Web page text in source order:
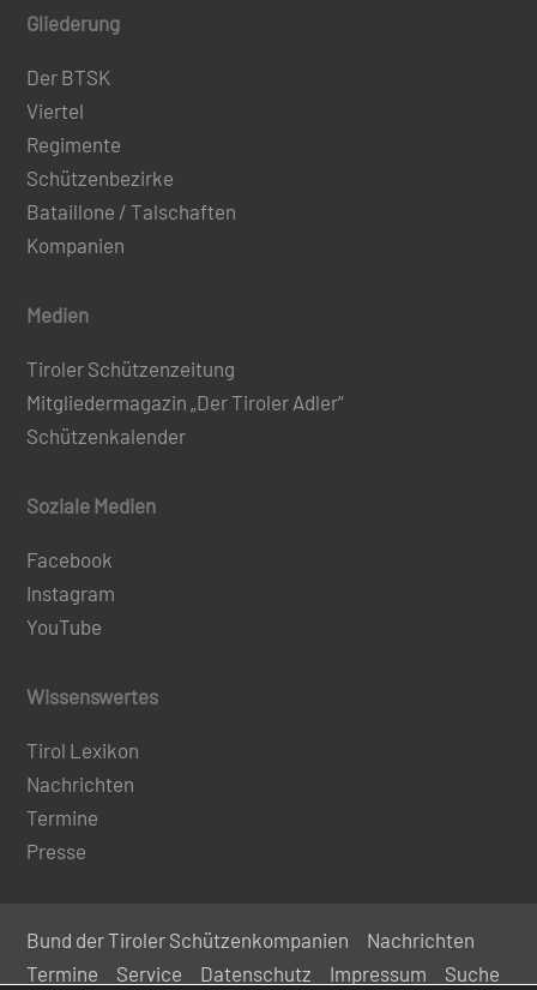
Gliederung
Der BTSK
Viertel
Regimente
Schützenbezirke
Bataillone / Talschaften
Kompanien
Medien
Tiroler Schützenzeitung
Mitgliedermagazin „Der Tiroler Adler“
Schützenkalender
Soziale Medien
Facebook
Instagram
YouTube
Wissenswertes
Tirol Lexikon
Nachrichten
Termine
Presse
Bund der Tiroler Schützenkompanien
Nachrichten
Termine
Service Datenschutz Impressum Suche